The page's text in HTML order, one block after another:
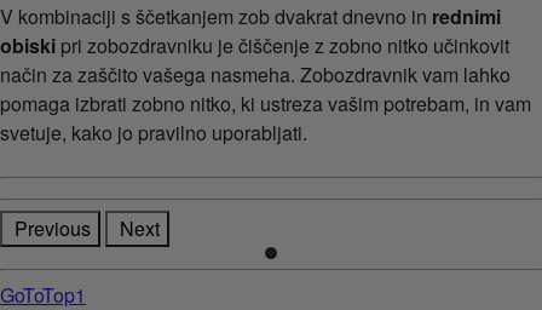
V kombinaciji s ščetkanjem zob dvakrat dnevno in rednimi
obiski pri zobozdravniku je čiščenje z zobno nitko učinkovit
način za zaščito vašega nasmeha. Zobozdravnik vam lahko
pomaga izbrati zobno nitko, ki ustreza vašim potrebam, in vam
svetuje, kako jo pravilno uporabljati.
Previous Next
GoToTop1